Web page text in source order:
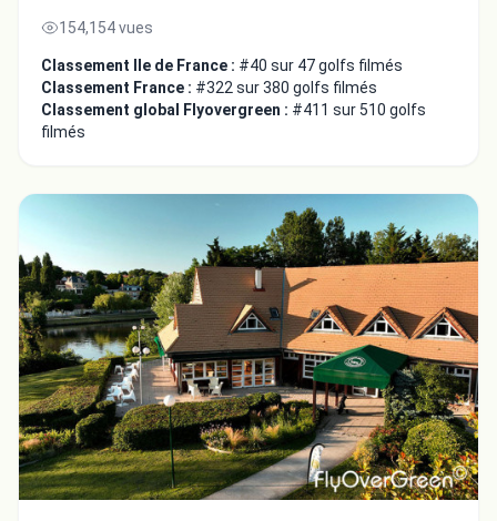
154,154 vues
Classement Ile de France : #40 sur 47 golfs filmés
Classement France : #322 sur 380 golfs filmés
Classement global Flyovergreen : #411 sur 510 golfs
filmés